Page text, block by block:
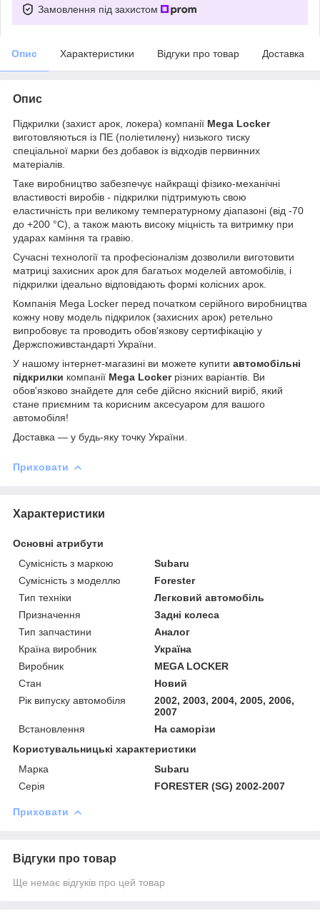
Замовлення під захистом
Опис Характеристики Відгуки про товар Доставка
Опис
Підкрилки (захист арок, локера) компанії Mega Locker
виготовляються із ПЕ (поліетилену) низького тиску
спеціальної марки без добавок із відходів первинних
матеріалів.
Таке виробництво забезпечує найкращі фізико-механічні
властивості виробів - підкрилки підтримують свою
еластичність при великому температурному діапазоні (від -70
до +200 °С), а також мають високу міцність та витримку при
ударах каміння та гравію.
Сучасні технології та професіоналізм дозволили виготовити
матриці захисних арок для багатьох моделей автомобілів, і
підкрилки ідеально відповідають формі колісних арок.
Компанія Mega Locker перед початком серійного виробництва
кожну нову модель підкрилок (захисних арок) ретельно
випробовує та проводить обов'язкову сертифікацію у
Держспоживстандарті України.
У нашому інтернет-магазині ви можете купити автомобільні
підкрилки компанії Mega Lockerрізних варіантів. Ви
обов'язково знайдете для себе дійсно якісний виріб, який
стане приємним та корисним аксесуаром для вашого
автомобіля!
Доставка ― у будь-яку точку України.
Приховати
Характеристики
Основні атрибути
Сумісність з маркою
Subaru
Сумісність з моделлю
Forester
Тип техніки
Легковий автомобіль
Призначення
Задні колеса
Тип запчастини
Аналог
Країна виробник
Україна
Виробник
MEGA LOCKER
Стан
Новий
Рік випуску автомобіля
2002, 2003, 2004, 2005, 2006,
2007
Встановлення
На саморізи
Користувальницькі характеристики
Марка
Subaru
Серія
FORESTER (SG) 2002-2007
Приховати
Відгуки про товар
Ще немає відгуків про цей товар